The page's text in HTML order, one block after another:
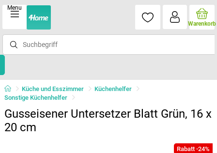
Menu
Warenkorb
Küche und Esszimmer
Küchenhelfer
Sonstige Küchenhelfer
Gusseisener Untersetzer Blatt Grün, 16 x
20 cm
Rabatt -24%